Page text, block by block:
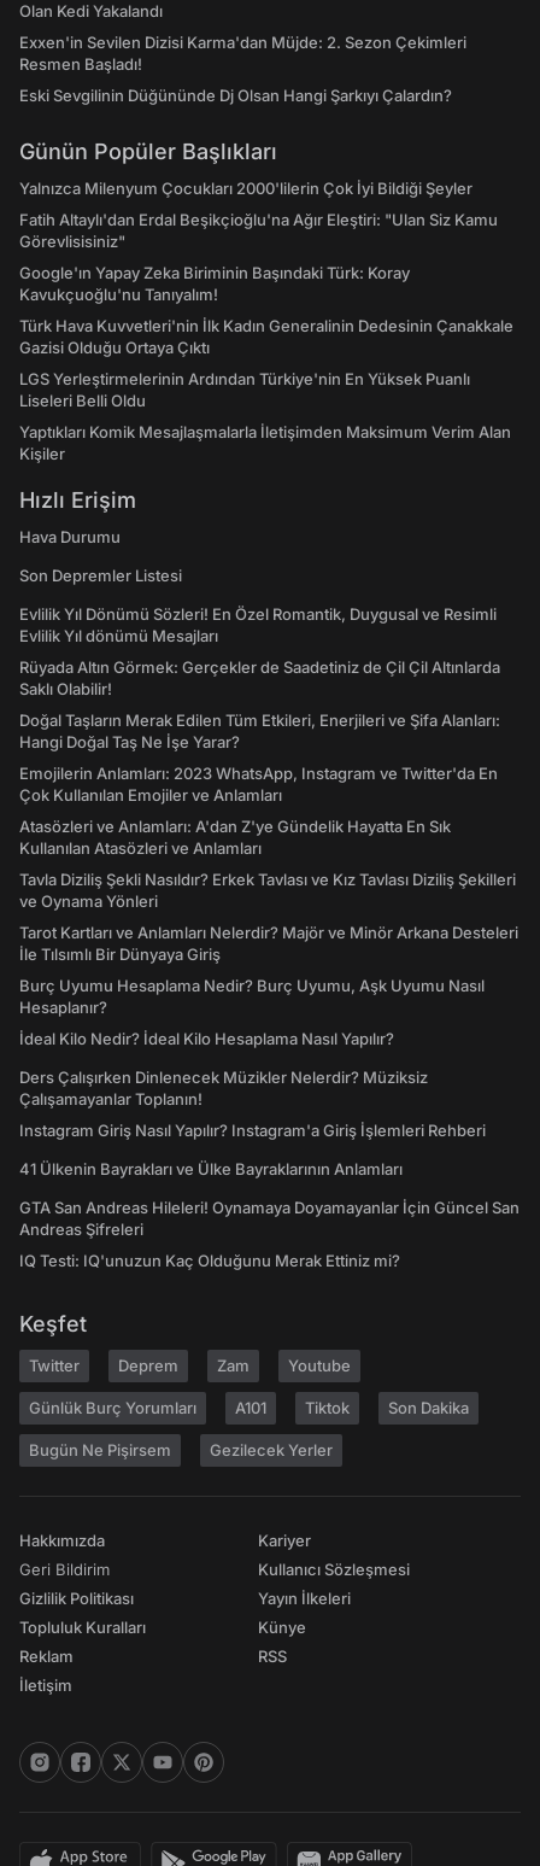
Olan Kedi Yakalandı
Exxen'in Sevilen Dizisi Karma'dan Müjde: 2. Sezon Çekimleri
Resmen Başladı!
Eski Sevgilinin Düğününde Dj Olsan Hangi Şarkıyı Çalardın?
Günün Popüler Başlıkları
Yalnızca Milenyum Çocukları 2000'lilerin Çok İyi Bildiği Şeyler
Fatih Altaylı'dan Erdal Beşikçioğlu'na Ağır Eleştiri: "Ulan Siz Kamu
Görevlisisiniz"
Google'ın Yapay Zeka Biriminin Başındaki Türk: Koray
Kavukçuoğlu'nu Tanıyalım!
Türk Hava Kuvvetleri'nin İlk Kadın Generalinin Dedesinin Çanakkale
Gazisi Olduğu Ortaya Çıktı
LGS Yerleştirmelerinin Ardından Türkiye'nin En Yüksek Puanlı
Liseleri Belli Oldu
Yaptıkları Komik Mesajlaşmalarla İletişimden Maksimum Verim Alan
Kişiler
Hızlı Erişim
Hava Durumu
Son Depremler Listesi
Evlilik Yıl Dönümü Sözleri! En Özel Romantik, Duygusal ve Resimli
Evlilik Yıl dönümü Mesajları
Rüyada Altın Görmek: Gerçekler de Saadetiniz de Çil Çil Altınlarda
Saklı Olabilir!
Doğal Taşların Merak Edilen Tüm Etkileri, Enerjileri ve Şifa Alanları:
Hangi Doğal Taş Ne İşe Yarar?
Emojilerin Anlamları: 2023 WhatsApp, Instagram ve Twitter'da En
Çok Kullanılan Emojiler ve Anlamları
Atasözleri ve Anlamları: A'dan Z'ye Gündelik Hayatta En Sık
Kullanılan Atasözleri ve Anlamları
Tavla Diziliş Şekli Nasıldır? Erkek Tavlası ve Kız Tavlası Diziliş Şekilleri
ve Oynama Yönleri
Tarot Kartları ve Anlamları Nelerdir? Majör ve Minör Arkana Desteleri
İle Tılsımlı Bir Dünyaya Giriş
Burç Uyumu Hesaplama Nedir? Burç Uyumu, Aşk Uyumu Nasıl
Hesaplanır?
İdeal Kilo Nedir? İdeal Kilo Hesaplama Nasıl Yapılır?
Ders Çalışırken Dinlenecek Müzikler Nelerdir? Müziksiz
Çalışamayanlar Toplanın!
Instagram Giriş Nasıl Yapılır? Instagram'a Giriş İşlemleri Rehberi
41 Ülkenin Bayrakları ve Ülke Bayraklarının Anlamları
GTA San Andreas Hileleri! Oynamaya Doyamayanlar İçin Güncel San
Andreas Şifreleri
IQ Testi: IQ'unuzun Kaç Olduğunu Merak Ettiniz mi?
Keşfet
Twitter Deprem Zam Youtube
Günlük Burç Yorumları A101 Tiktok Son Dakika
Bugün Ne Pişirsem Gezilecek Yerler
Hakkımızda
Geri Bildirim
Gizlilik Politikası
Topluluk Kuralları
Reklam
İletişim
Kariyer
Kullanıcı Sözleşmesi
Yayın İlkeleri
Künye
RSS